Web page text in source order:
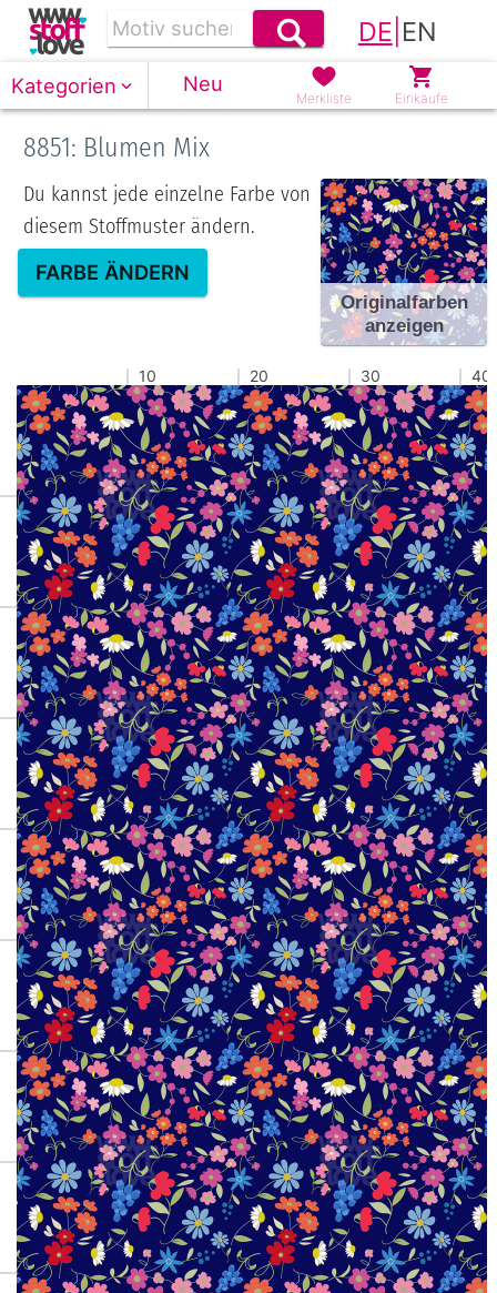
DE EN
Kategorien Neu
Merkliste Einkäufe
8851: Blumen Mix
Du kannst jede einzelne Farbe von
diesem Stoffmuster ändern.
FARBE ÄNDERN
Originalfarben
anzeigen